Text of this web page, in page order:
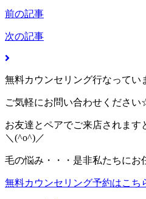
前の記事
次の記事
無料カウンセリング行なってい
ご気軽にお問い合わせくださ
お友達とペアでご来店されます
＼(^o^)／
毛の悩み・・・是非私たちに
無料カウンセリング予約はこち